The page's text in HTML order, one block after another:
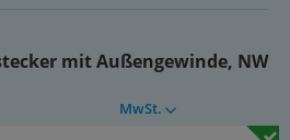
mit Außengewinde, NW
MwSt.